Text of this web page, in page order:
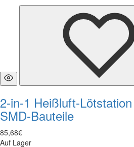
2-in-1 Heißluft-
SMD-Bauteile
85,68€
Auf Lager